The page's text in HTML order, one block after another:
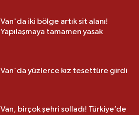
Van'da iki bölge artık sit alanı!
Yapılaşmaya tamamen yasak
Van'da yüzlerce kız tesettüre girdi
Van, birçok şehri solladı! Türkiye’de